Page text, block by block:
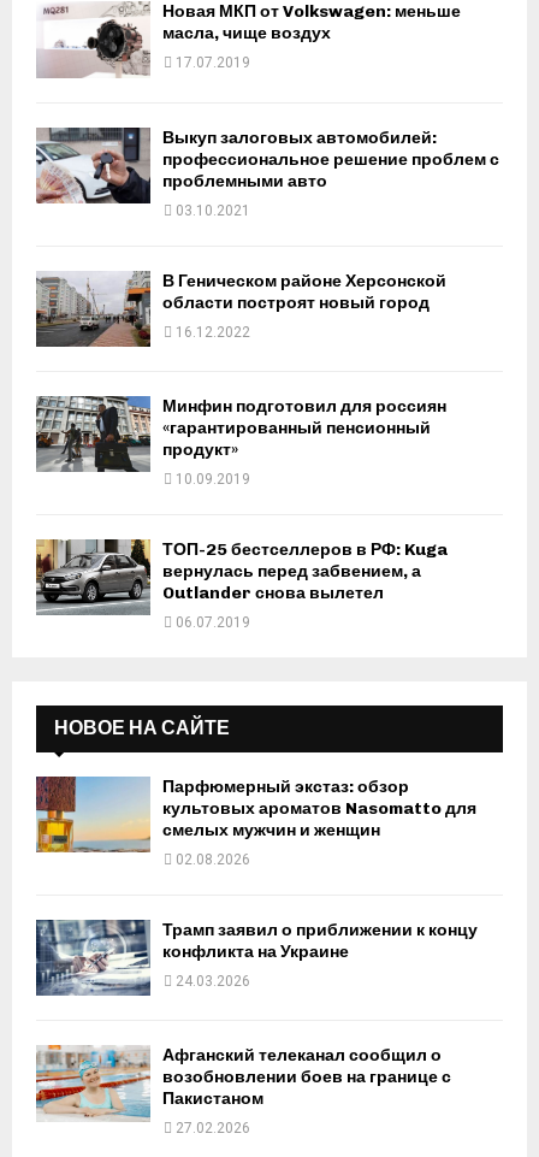
Новая МКП от Volkswagen: меньше
масла, чище воздух
17.07.2019
Выкуп залоговых автомобилей:
профессиональное решение проблем с
проблемными авто
03.10.2021
В Геническом районе Херсонской
области построят новый город
16.12.2022
Минфин подготовил для россиян
«гарантированный пенсионный
продукт»
10.09.2019
ТОП-25 бестселлеров в РФ: Kuga
вернулась перед забвением, а
Outlander снова вылетел
06.07.2019
НОВОЕ НА САЙТЕ
Парфюмерный экстаз: обзор
культовых ароматов Nasomatto для
смелых мужчин и женщин
02.08.2026
Трамп заявил о приближении к концу
конфликта на Украине
24.03.2026
Афганский телеканал сообщил о
возобновлении боев на границе с
Пакистаном
27.02.2026